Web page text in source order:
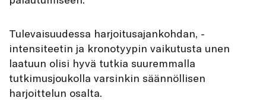
Tulevaisuudessa harjoitusajankohdan, -
intensiteetin ja kronotyypin vaikutusta unen
laatuun olisi hyvä tutkia suuremmalla
tutkimusjoukolla varsinkin säännöllisen
harjoittelun osalta.